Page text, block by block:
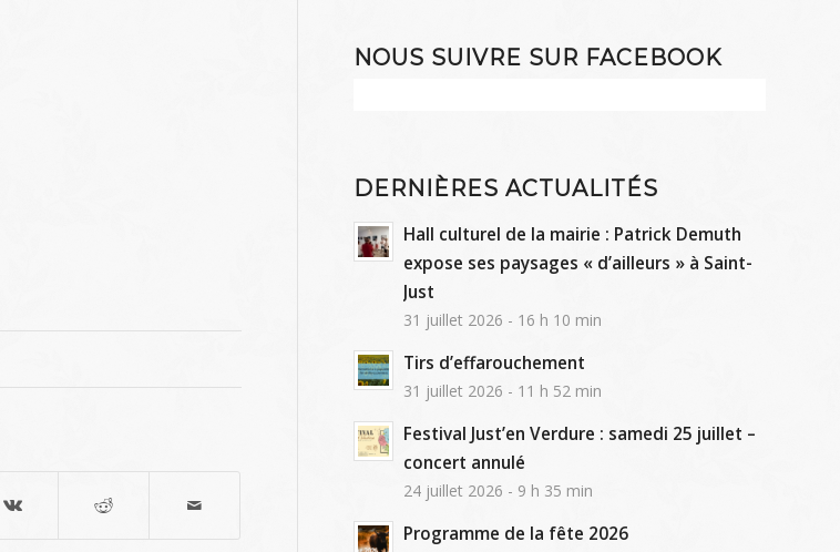
NOUS SUIVRE SUR FACEBOOK
DERNIÈRES ACTUALITÉS
Hall culturel de la mairie : Patrick Demuth
expose ses paysages « d’ailleurs » à Saint-
Just
31 juillet 2026 - 16 h 10 min
Tirs d’effarouchement
31 juillet 2026 - 11 h 52 min
Festival Just’en Verdure : samedi 25 juillet –
concert annulé
24 juillet 2026 - 9 h 35 min
Programme de la fête 2026